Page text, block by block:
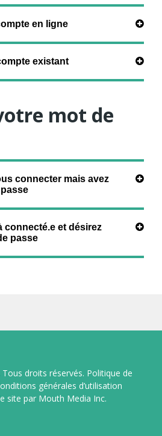
en ligne
existant
mot de
connecter mais avez
connecté.e et désirez
passe
droits réservés. Politique de
générales d’utilisation
site par Mouth Media Inc.